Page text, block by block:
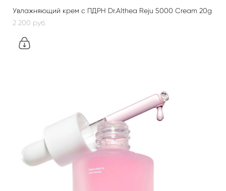
Увлажняющий крем с ПДРН Dr.Althea Reju 5000 Cream 20g
2 200 pуб.